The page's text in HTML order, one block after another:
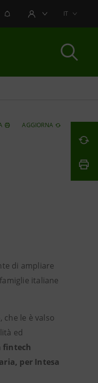
NOTIFICHEAREA UTENTEIT
AGGIORNA
di ampliare
italiane
le è valso
ed
fintech
per Intesa